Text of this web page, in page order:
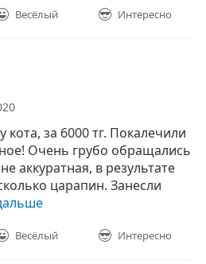
Весёлый Интересно
за 6000 тг. Покалечили
Очень грубо обращались
аккуратная, в результате
царапин. Занесли
Весёлый Интересно